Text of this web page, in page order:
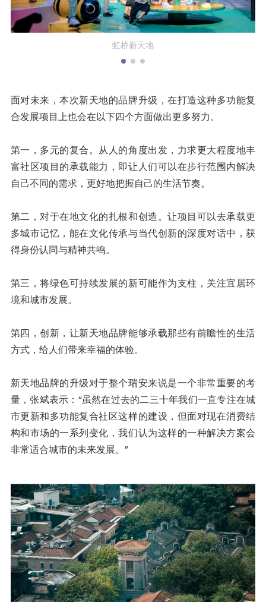
鸿寿坊宠物之间的聚会
面对未来，本次新天地的品牌升级，在打造这种多功能复
合发展项目上也会在以下四个方面做出更多努力。
第一，多元的复合。从人的角度出发，力求更大程度地丰
富社区项目的承载能力，即让人们可以在步行范围内解决
自己不同的需求，更好地把握自己的生活节奏。
第二，对于在地文化的扎根和创造。让项目可以去承载更
多城市记忆，能在文化传承与当代创新的深度对话中，获
得身份认同与精神共鸣。
第三，将绿色可持续发展的新可能作为支柱，关注宜居环
境和城市发展。
第四，创新，让新天地品牌能够承载那些有前瞻性的生活
方式，给人们带来幸福的体验。
新天地品牌的升级对于整个瑞安来说是一个非常重要的考
量，张斌表示：“虽然在过去的二三十年我们一直专注在城
市更新和多功能复合社区这样的建设，但面对现在消费结
构和市场的一系列变化，我们认为这样的一种解决方案会
非常适合城市的未来发展。”